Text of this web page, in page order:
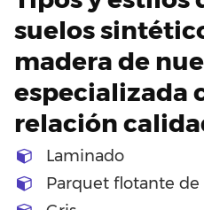
suelos
madera de
especializada
relación
Laminado
Parquet flotante de